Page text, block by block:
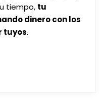
tiempo, tu
dinero con los
tuyos.